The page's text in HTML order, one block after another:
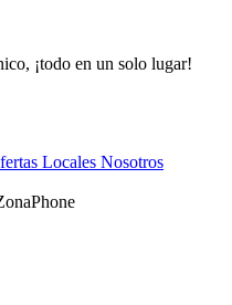
¡todo en un solo lugar!
Locales Nosotros